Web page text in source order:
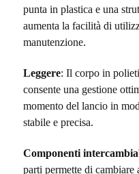
punta in plastica e una
aumenta la facilità di
manutenzione.
Leggere: Il corpo in
consente una gestione
momento del lancio in
stabile e precisa.
Componenti
parti permette di cambiare